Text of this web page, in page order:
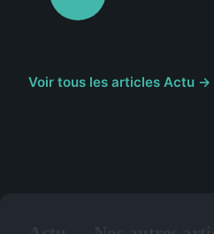
Voir tous les articles Actu →